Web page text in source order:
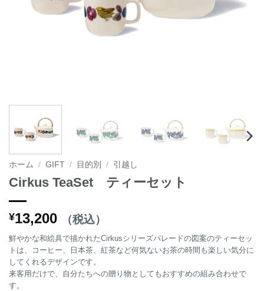
ホーム / GIFT / 目的別 / 引越し
Cirkus TeaSet ティーセット
¥13,200 （税込）
鮮やかな和絵具で描かれたCirkusシリーズパレードの図案のティーセッ
トは、コーヒー、日本茶、紅茶など何気ないお茶の時間も楽しい気分に
してくれるデザインです。
来客用だけで、自分たちへの贈り物としてもおすすめの組み合わせで
す。